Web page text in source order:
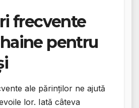
frecvente
pentru
ale părinților ne ajută
lor. Iată câteva